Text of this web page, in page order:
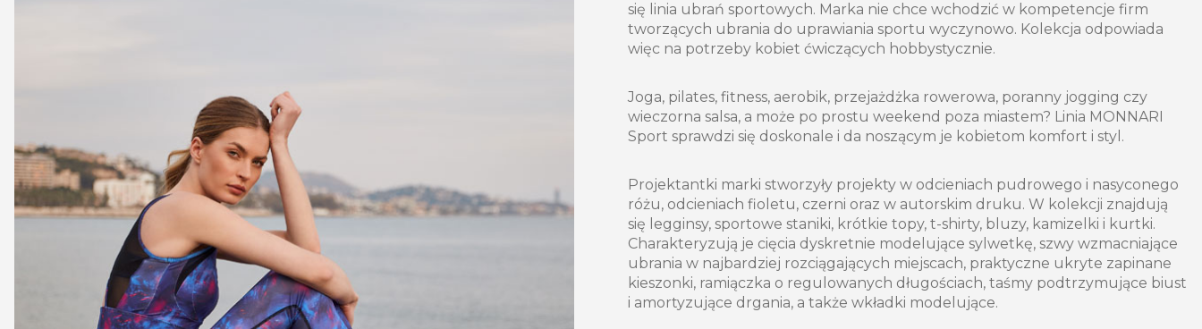
się linia ubrań sportowych. Marka nie chce wchodzić w kompetencje firm
tworzących ubrania do uprawiania sportu wyczynowo. Kolekcja odpowiada
więc na potrzeby kobiet ćwiczących hobbystycznie.
Joga, pilates, fitness, aerobik, przejażdżka rowerowa, poranny jogging czy
wieczorna salsa, a może po prostu weekend poza miastem? Linia MONNARI
Sport sprawdzi się doskonale i da noszącym je kobietom komfort i styl.
Projektantki marki stworzyły projekty w odcieniach pudrowego i nasyconego
różu, odcieniach fioletu, czerni oraz w autorskim druku. W kolekcji znajdują
się legginsy, sportowe staniki, krótkie topy, t-shirty, bluzy, kamizelki i kurtki.
Charakteryzują je cięcia dyskretnie modelujące sylwetkę, szwy wzmacniające
ubrania w najbardziej rozciągających miejscach, praktyczne ukryte zapinane
kieszonki, ramiączka o regulowanych długościach, taśmy podtrzymujące biust
i amortyzujące drgania, a także wkładki modelujące.